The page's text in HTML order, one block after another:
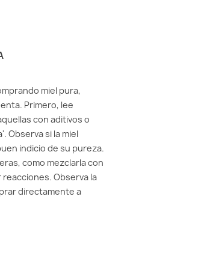
miel pura,
Primero, lee
con aditivos o
Observa si la miel
indicio de su pureza.
como mezclarla con
Observa la
directamente a